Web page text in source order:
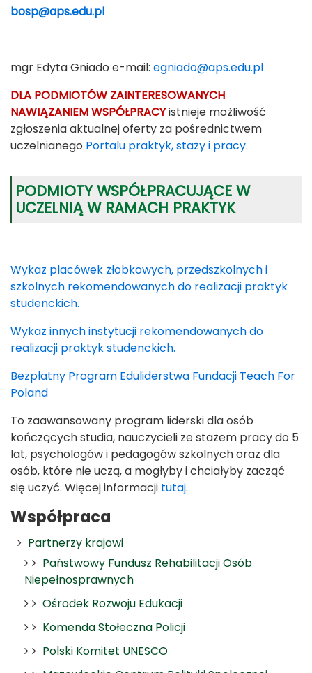
Współpraca
Partnerzy krajowi
Państwowy Fundusz Rehabilitacji Osób
Niepełnosprawnych
Ośrodek Rozwoju Edukacji
Komenda Stołeczna Policji
Polski Komitet UNESCO
bosp@aps.edu.pl
mgr Edyta Gniado e-mail: egniado@aps.edu.pl
DLA PODMIOTÓW ZAINTERESOWANYCH
NAWIĄZANIEM WSPÓŁPRACYistnieje możliwość
zgłoszenia aktualnej oferty za pośrednictwem
uczelnianego Portalu praktyk, staży i pracy.
PODMIOTY WSPÓŁPRACUJĄCE W
UCZELNIĄ W RAMACH PRAKTYK
Wykaz placówek żłobkowych, przedszkolnych i
szkolnych rekomendowanych do realizacji praktyk
studenckich.
Wykaz innych instytucji rekomendowanych do
realizacji praktyk studenckich.
Bezpłatny Program Eduliderstwa Fundacji Teach For
Poland
To zaawansowany program liderski dla osób
kończących studia, nauczycieli ze stażem pracy do 5
lat, psychologów i pedagogów szkolnych oraz dla
osób, które nie uczą, a mogłyby i chciałyby zacząć
się uczyć. Więcej informacji tutaj.